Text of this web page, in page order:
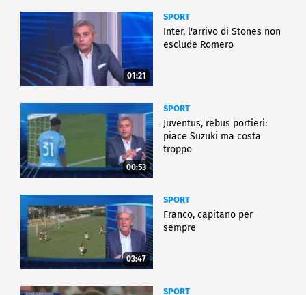
01:21
SPORT
Inter, l'arrivo di Stones non
esclude Romero
00:53
SPORT
Juventus, rebus portieri:
piace Suzuki ma costa
troppo
03:47
SPORT
Franco, capitano per
sempre
SPORT